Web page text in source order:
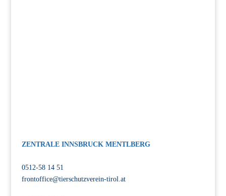
ZENTRALE INNSBRUCK MENTLBERG
0512-58 14 51
frontoffice@tierschutzverein-tirol.at